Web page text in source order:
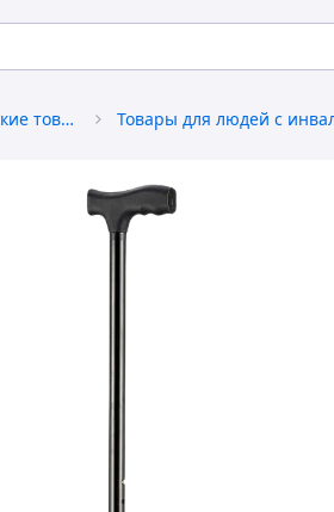
Медикаменты и медицинские товары